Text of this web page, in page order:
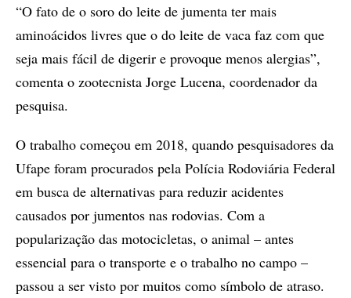
“O fato de o soro do leite de jumenta ter mais
aminoácidos livres que o do leite de vaca faz com que
seja mais fácil de digerir e provoque menos alergias”,
comenta o zootecnista Jorge Lucena, coordenador da
pesquisa.
O trabalho começou em 2018, quando pesquisadores da
Ufape foram procurados pela Polícia Rodoviária Federal
em busca de alternativas para reduzir acidentes
causados por jumentos nas rodovias. Com a
popularização das motocicletas, o animal – antes
essencial para o transporte e o trabalho no campo –
passou a ser visto por muitos como símbolo de atraso.